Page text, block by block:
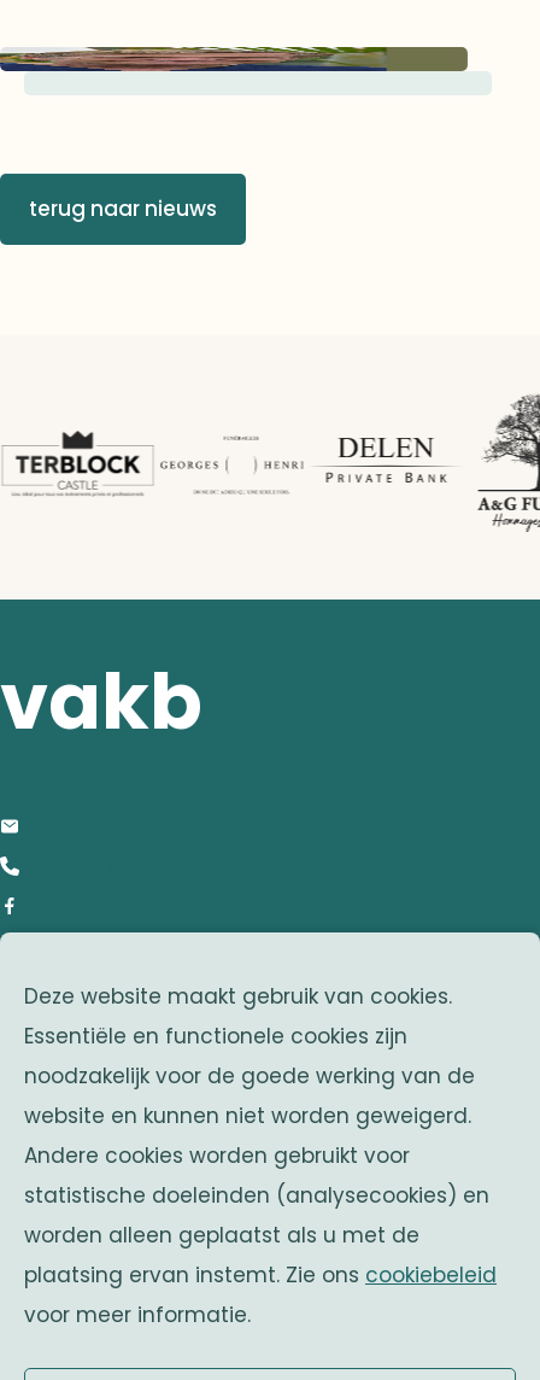
Deze website maakt gebruik van cookies.
Essentiële en functionele cookies zijn
noodzakelijk voor de goede werking van de
website en kunnen niet worden geweigerd.
Andere cookies worden gebruikt voor
statistische doeleinden (analysecookies) en
worden alleen geplaatst als u met de
plaatsing ervan instemt. Zie ons cookiebeleid
voor meer informatie.
terug naar nieuws
vakb
adres
Franklin Rooseveltlaan 25
1050 Brussel
Belgium
zusterverenigingen
Solidaritas
Fonds Keingiaert
belgische monarchie
Officiële website